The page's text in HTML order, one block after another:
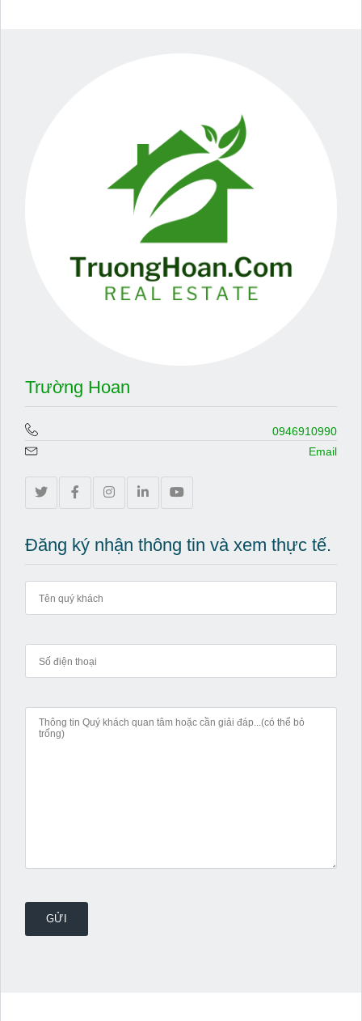
Trường Hoan
0946910990
Email
Đăng ký nhận thông tin và xem thực tế.